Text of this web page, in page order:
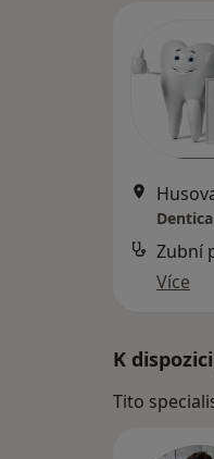
Dentica
Zubní
Více
K
Tito